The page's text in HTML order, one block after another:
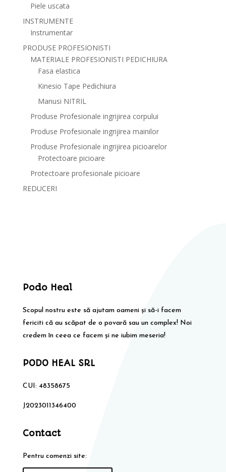
Piele uscata
INSTRUMENTE
Instrumentar
PRODUSE PROFESIONISTI
MATERIALE PROFESIONISTI PEDICHIURA
Fasa elastica
Kinesio Tape Pedichiura
Manusi NITRIL
Produse Profesionale ingrijirea corpului
Produse Profesionale ingrijirea mainilor
Produse Profesionale ingrijirea picioarelor
Protectoare picioare
Protectoare profesionale picioare
REDUCERI
Podo Heal
Scopul nostru este să ajutam oameni și să-i facem
fericiti că au scăpat de o povară sau un complex! Noi
credem în ceea ce facem și ne iubim meseria!
PODO HEAL SRL
CUI: 48358675
J2023011346400
Contact
Pentru comenzi site: